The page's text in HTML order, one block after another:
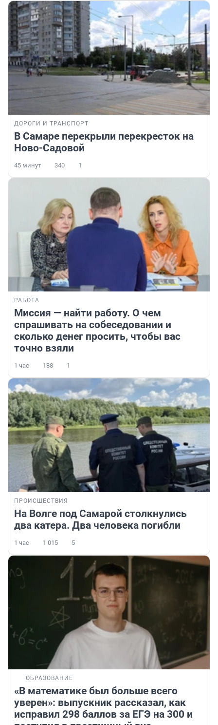
ДОРОГИ И ТРАНСПОРТ
В Самаре перекрыли перекресток на
Ново-Садовой
45 минут 340 1
РАБОТА
Миссия — найти работу. О чем
спрашивать на собеседовании и
сколько денег просить, чтобы вас
точно взяли
1 час 188 1
ПРОИСШЕСТВИЯ
На Волге под Самарой столкнулись
два катера. Два человека погибли
1 час 1 015 5
ОБРАЗОВАНИЕ
«В математике был больше всего
уверен»: выпускник рассказал, как
исправил 298 баллов за ЕГЭ на 300 и